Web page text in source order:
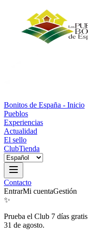
Bonitos de España - Inicio
Pueblos
Experiencias
Actualidad
El sello
ClubTienda
Contacto
EntrarMi cuentaGestión
✨
Prueba el Club 7 días gratis
31 de agosto.